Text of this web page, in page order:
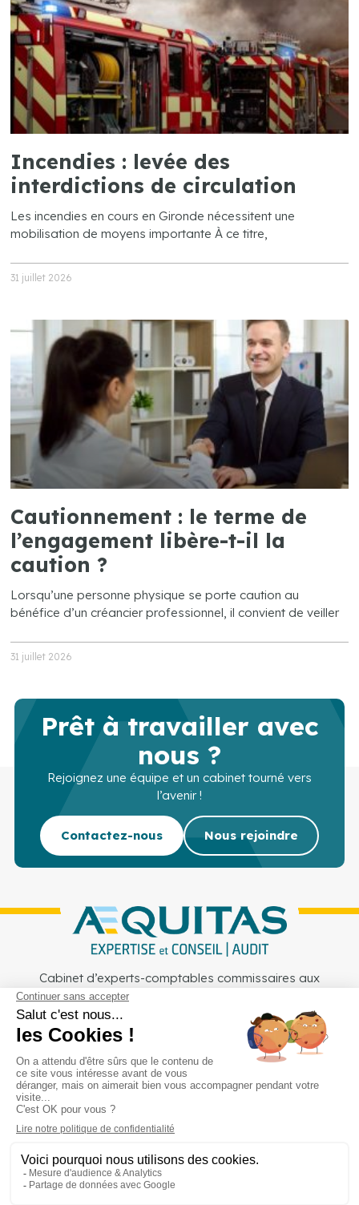
Incendies : levée des
interdictions de circulation
Les incendies en cours en Gironde nécessitent une
mobilisation de moyens importante À ce titre,
31 juillet 2026
Cautionnement : le terme de
l’engagement libère-t-il la
caution ?
Lorsqu’une personne physique se porte caution au
bénéfice d’un créancier professionnel, il convient de veiller
31 juillet 2026
Prêt à travailler avec
nous ?
Rejoignez une équipe et un cabinet tourné vers
l’avenir !
Contactez-nous Nous rejoindre
Cabinet d’experts-comptables commissaires aux
comptes sur Lille, Lens et Douai
Services Secteurs Outils
Cabinet
Recrutement